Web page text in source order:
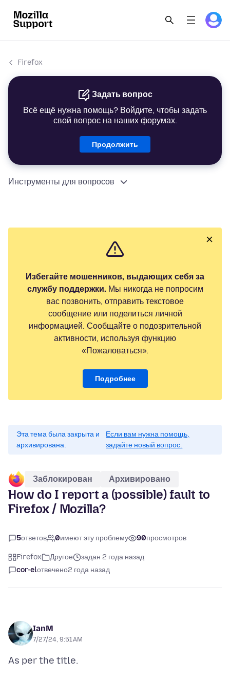
Firefox
Задать вопрос
Всё ещё нужна помощь? Войдите, чтобы задать
свой вопрос на наших форумах.
Продолжить
Инструменты для вопросов
Избегайте мошенников, выдающих себя за
службу поддержки.Мы никогда не попросим
вас позвонить, отправить текстовое
сообщение или поделиться личной
информацией. Сообщайте о подозрительной
активности, используя функцию
«Пожаловаться».
Подробнее
Эта тема была закрыта и
архивирована.
Если вам нужна помощь,
задайте новый вопрос.
Заблокирован Архивировано
How do I report a (possible) fault to
Firefox / Mozilla?
5ответов 0имеют эту проблему 90просмотров
Firefox Другое
задан 2 года назад
cor-elотвечено2 года назад
IanM
7/27/24, 9:51 AM